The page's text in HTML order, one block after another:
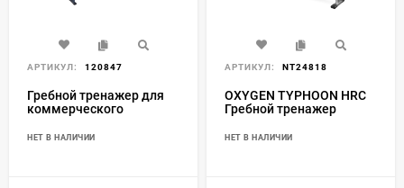
АРТИКУЛ: 120847
Гребной тренажер для
коммерческого
НЕТ В НАЛИЧИИ
АРТИКУЛ: NT24818
OXYGEN TYPHOON HRC
Гребной тренажер
НЕТ В НАЛИЧИИ